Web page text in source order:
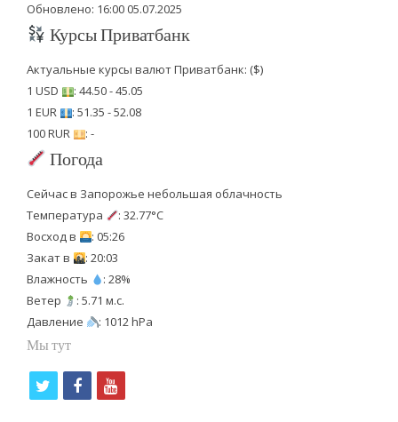
Обновлено: 16:00 05.07.2025
Курсы Приватбанк
Актуальные курсы валют Приватбанк: ($)
1 USD
: 44.50 - 45.05
1 EUR
: 51.35 - 52.08
100 RUR
: -
Погода
Сейчас в Запорожье небольшая облачность
Температура
: 32.77°C
Восход в
: 05:26
Закат в
: 20:03
Влажность
: 28%
Ветер
: 5.71 м.с.
Давление
: 1012 hPa
Мы тут
f
y